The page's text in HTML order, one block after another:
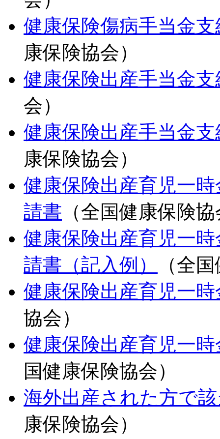
健康保険傷病手当金
康保険協会）
健康保険出産手当金
会）
健康保険出産手当金
康保険協会）
健康保険出産育児一
請書 （全国健康保険
健康保険出産育児一
請書（記入例）
（全
健康保険出産育児一
協会）
健康保険出産育児一
国健康保険協会）
海外出産された方で
康保険協会）